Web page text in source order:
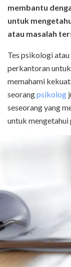
membantu
untuk
atau masalah
Tes psikologi atau
perkantoran
memahami
seorangpsikolog
seseorang yang
untuk